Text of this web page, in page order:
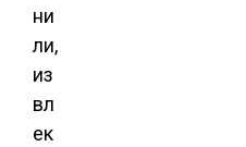
ни
ли,
из
вл
ек